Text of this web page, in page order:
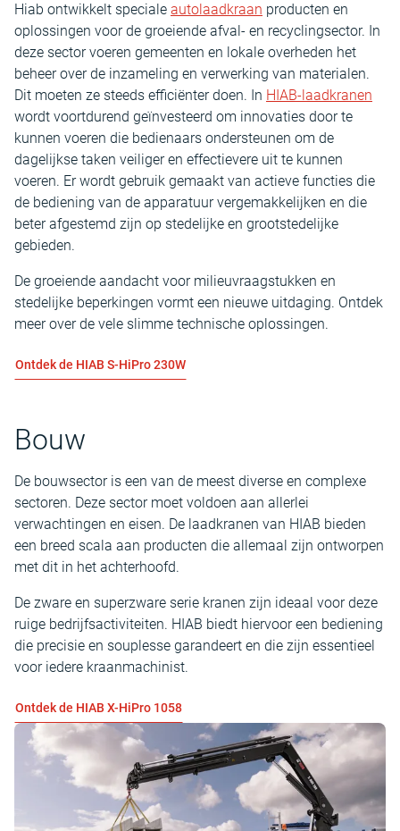
Hiab ontwikkelt speciale autolaadkraan producten en
oplossingen voor de groeiende afval- en recyclingsector. In
deze sector voeren gemeenten en lokale overheden het
beheer over de inzameling en verwerking van materialen.
Dit moeten ze steeds efficiënter doen. In HIAB-laadkranen
wordt voortdurend geïnvesteerd om innovaties door te
kunnen voeren die bedienaars ondersteunen om de
dagelijkse taken veiliger en effectievere uit te kunnen
voeren. Er wordt gebruik gemaakt van actieve functies die
de bediening van de apparatuur vergemakkelijken en die
beter afgestemd zijn op stedelijke en grootstedelijke
gebieden.
De groeiende aandacht voor milieuvraagstukken en
stedelijke beperkingen vormt een nieuwe uitdaging. Ontdek
meer over de vele slimme technische oplossingen.
Ontdek de HIAB S-HiPro 230W
Bouw
De bouwsector is een van de meest diverse en complexe
sectoren. Deze sector moet voldoen aan allerlei
verwachtingen en eisen. De laadkranen van HIAB bieden
een breed scala aan producten die allemaal zijn ontworpen
met dit in het achterhoofd.
De zware en superzware serie kranen zijn ideaal voor deze
ruige bedrijfsactiviteiten. HIAB biedt hiervoor een bediening
die precisie en souplesse garandeert en die zijn essentieel
voor iedere kraanmachinist.
Ontdek de HIAB X-HiPro 1058